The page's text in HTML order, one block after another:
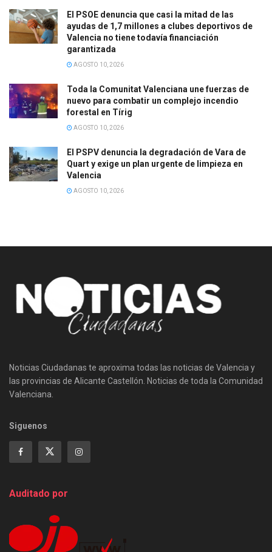
El PSOE denuncia que casi la mitad de las
ayudas de 1,7 millones a clubes deportivos de
Valencia no tiene todavía financiación
garantizada
AGOSTO 10, 2026
Toda la Comunitat Valenciana une fuerzas de
nuevo para combatir un complejo incendio
forestal en Tírig
AGOSTO 10, 2026
El PSPV denuncia la degradación de Vara de
Quart y exige un plan urgente de limpieza en
Valencia
AGOSTO 10, 2026
Noticias Ciudadanas te aproxima todas las noticias de Valencia y
las provincias de Alicante Castellón. Noticias de toda la Comunidad
Valenciana.
Siguenos
Auditado por